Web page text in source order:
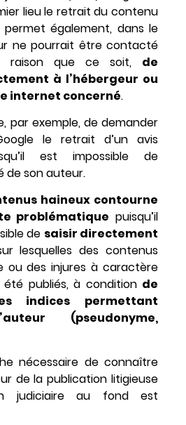
lieu le retrait du contenu
également, dans le
ne pourrait être contacté
raison que ce soit, de
à l’hébergeur ou
internet concerné.
par exemple, de demander
le retrait d’un avis
est impossible de
de son auteur.
haineux contourne
problématique puisqu’il
de saisir directement
lesquelles des contenus
ou des injures à caractère
publiés, à condition de
indices permettant
(pseudonyme,
nécessaire de connaître
de la publication litigieuse
judiciaire au fond est